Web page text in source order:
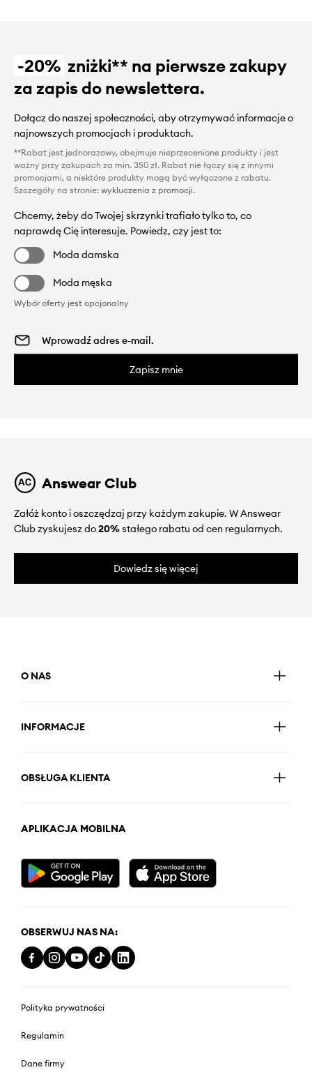
-20% zniżki** na pierwsze zakupy
za zapis do newslettera.
Dołącz do naszej społeczności, aby otrzymywać informacje o
najnowszych promocjach i produktach.
**Rabat jest jednorazowy, obejmuje nieprzecenione produkty i jest
ważny przy zakupach za min. 350 zł. Rabat nie łączy się z innymi
promocjami, a niektóre produkty mogą być wyłączone z rabatu.
Szczegóły na stronie: wykluczenia z promocji.
Chcemy, żeby do Twojej skrzynki trafiało tylko to, co
naprawdę Cię interesuje. Powiedz, czy jest to:
Moda damska
Moda męska
Wybór oferty jest opcjonalny
Zapisz mnie
Answear Club
Załóż konto i oszczędzaj przy każdym zakupie. W Answear
Club zyskujesz do20%stałego rabatu od cen regularnych.
Dowiedz się więcej
O NAS
INFORMACJE
OBSŁUGA KLIENTA
APLIKACJA MOBILNA
OBSERWUJ NAS NA:
Polityka prywatności
Regulamin
Dane firmy